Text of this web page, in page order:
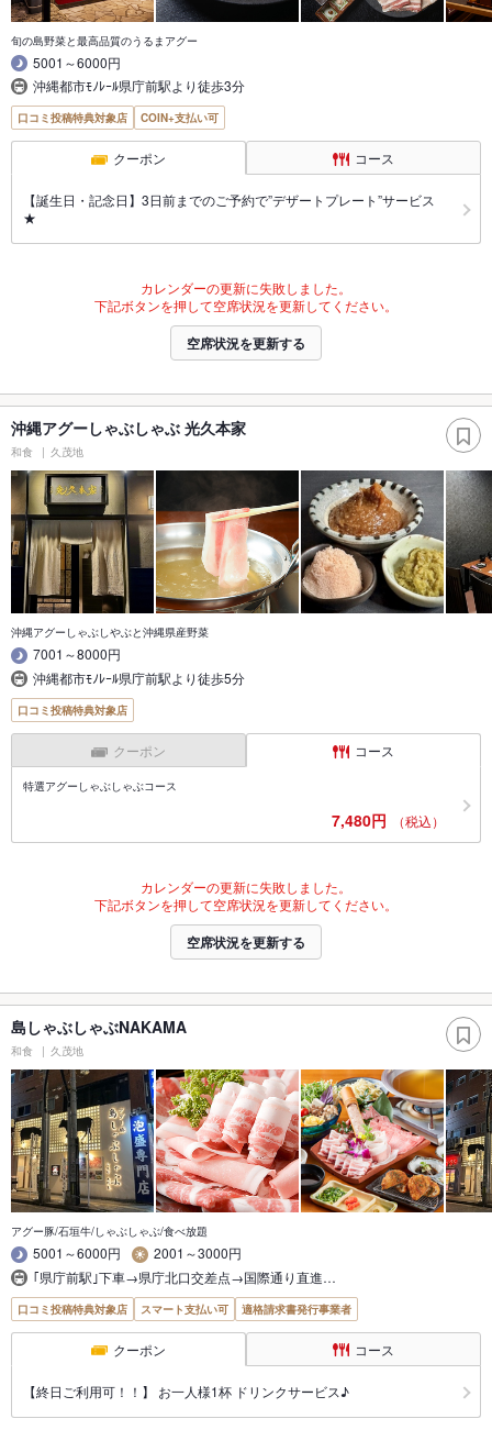
旬の島野菜と最高品質のうるまアグー
5001～6000円
沖縄都市ﾓﾉﾚｰﾙ県庁前駅より徒歩3分
口コミ投稿特典対象店 COIN+支払い可
クーポン コース
【誕生日・記念日】3日前までのご予約で”デザートプレート”サービス
★
カレンダーの更新に失敗しました。
下記ボタンを押して空席状況を更新してください。
空席状況を更新する
沖縄アグーしゃぶしゃぶ 光久本家
和食 久茂地
沖縄アグーしゃぶしやぶと沖縄県産野菜
7001～8000円
沖縄都市ﾓﾉﾚｰﾙ県庁前駅より徒歩5分
口コミ投稿特典対象店
クーポン コース
特選アグーしゃぶしゃぶコース
7,480円 （税込）
カレンダーの更新に失敗しました。
下記ボタンを押して空席状況を更新してください。
空席状況を更新する
島しゃぶしゃぶNAKAMA
和食 久茂地
アグー豚/石垣牛/しゃぶしゃぶ/食べ放題
5001～6000円
2001～3000円
｢県庁前駅｣下車→県庁北口交差点→国際通り直進…
口コミ投稿特典対象店 スマート支払い可 適格請求書発行事業者
クーポン コース
【終日ご利用可！！】 お一人様1杯 ドリンクサービス♪